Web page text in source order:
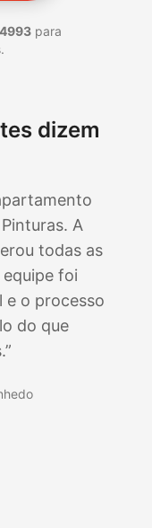
para
dizem
A
todas as
foi
e o processo
do que